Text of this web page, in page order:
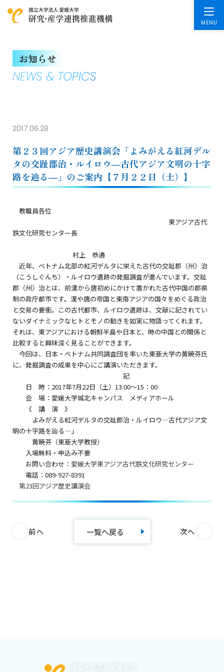
お知らせ
NEWS & TOPICS
2017.06.28
第２３回アジア歴史講演会「よみがえる紅河デル
タの交趾郡治・ルイロウ―古代アジア文明の十字
路を辿る―」のご案内【７月２２日（土）】
教職員各位
東アジア古代
鉄文化研究センター長
村上 恭通
近年、ベトナム北部の紅河デルタに栄えた古代の交趾郡（州）治
（こうしぐんち）・ルイロウ遺跡の発掘調査が進んでいます。交趾
郡（州）治とは、前漢から唐初めにかけて置かれた古代中国の郡県
制の政庁都市です。漢や唐の帝国と東南アジアの国々をめぐる政治
と交易の要衝。この古代都市、ルイロウ遺跡は、文献に記されてい
ないダイナミックなヒトとモノの動きを如実に物語ってくれます。
それは、東アジアにおける朝鮮半島や日本と、時の中国との関係と
比較すると興味深く見ることができます。
今回は、日本・ベトナム共同調査団を率いた東亜大学の黄暁芬氏
に、発掘調査の成果を中心にご講演いただきます。
記
日 時：2017年7月22日（土）13:00～15：00
会 場：愛媛大学城北キャンパス メディアホール
《 講 演 》
よみがえる紅河デルタの交趾郡治・ルイロウ―古代アジア文
明の十字路を辿る―」
黄暁芬（東亜大学教授）
入場無料・申込み不要
お問い合わせ： 愛媛大学東アジア古代鉄文化研究センター
電話：089-927-8391
第23回アジア歴史講演会
前へ 一覧へ戻る 次へ